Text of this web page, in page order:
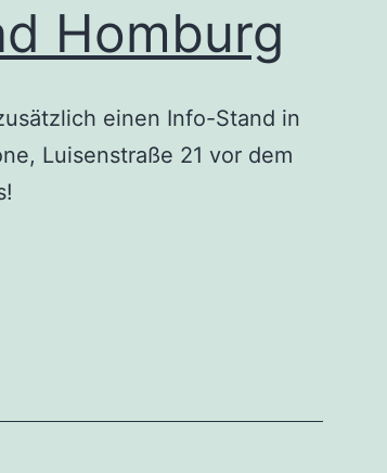
Homburg
einen Info-Stand in
Luisenstraße 21 vor dem